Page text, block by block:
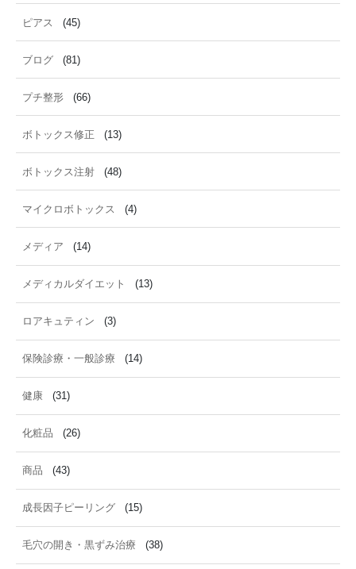
ピアス (45)
ブログ (81)
プチ整形 (66)
ボトックス修正 (13)
ボトックス注射 (48)
マイクロボトックス (4)
メディア (14)
メディカルダイエット (13)
ロアキュティン (3)
保険診療・一般診療 (14)
健康 (31)
化粧品 (26)
商品 (43)
成長因子ピーリング (15)
毛穴の開き・黒ずみ治療 (38)